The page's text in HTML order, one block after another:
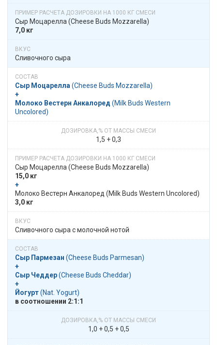
Сыр Моцарелла​​ (Cheese Buds Mozzarella)
7,0 кг
Сливочного сыра
Сыр Моцарелла ​​ (Cheese Buds Mozzarella)
+
Молоко Вестерн Анкалоред ​​ (Milk Buds Western
Uncolored)
1,5 + 0,3
Сыр Моцарелла​​ (Cheese Buds Mozzarella)
15,0 кг
+
​​ Молоко Вестерн Анкалоред​​ (Milk Buds Western Uncolored)
3,0 кг
Сливочного сыра с молочной нотой
Сыр Пармезан ​​ (Cheese Buds Parmesan)
+
Сыр Чеддер​​ (Cheese Buds Cheddar)
+
Йогурт​​ (Nat. Yogurt)
в​​ соотношении​​ 2:1:1
1,0 + 0,5 + 0,5